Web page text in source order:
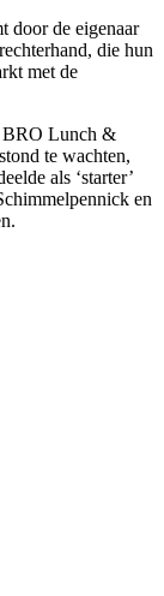
door de eigenaar
die hun
met de
BRO Lunch &
te wachten,
als ‘starter’
en